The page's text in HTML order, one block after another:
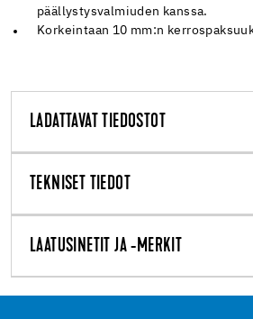
päällystysvalmiuden kanssa.
Korkeintaan 10 mm:n
LADATTAVAT TIEDOSTOT
TEKNISET TIEDOT
LAATUSINETIT JA -MERKIT